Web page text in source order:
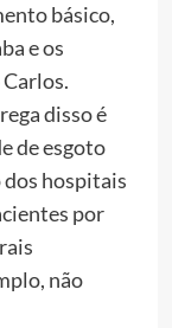
básico,
e os
disso é
de esgoto
hospitais
por
não